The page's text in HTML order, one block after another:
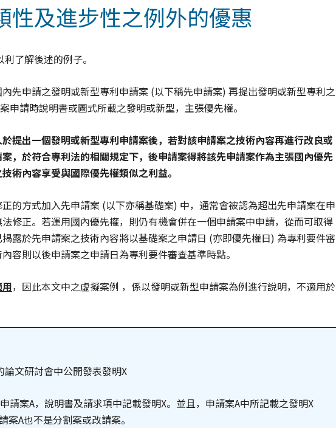
性及進步性之例外的優惠
了解後述的例子。
先申請之發明或新型專利申請案 (以下稱先申請案) 再提出發明或新型專利之
申請時說明書或圖式所載之發明或新型，主張優先權。
提出一個發明或新型專利申請案後，若對該申請案之技術內容再進行改良或
，於符合專利法的相關規定下，後申請案得將該先申請案作為主張國內優先
術內容享受與國際優先權類似之利益。
的方式加入先申請案 (以下亦稱基礎案) 中，通常會被認為超出先申請案在申
修正。若運用國內優先權，則仍有機會併在一個申請案中申請，從而可取得
露於先申請案之技術內容將以基礎案之申請日 (亦即優先權日) 為專利要件審
容則以後申請案之申請日為專利要件審查基準時點。
，因此本文中之虛擬案例 ，係以發明或新型申請案為例進行說明，不適用於
文研討會中公開發表發明X
案A，說明書及請求項中記載發明X。並且，申請案A中所記載之發明X
A也不是分割案或改請案。